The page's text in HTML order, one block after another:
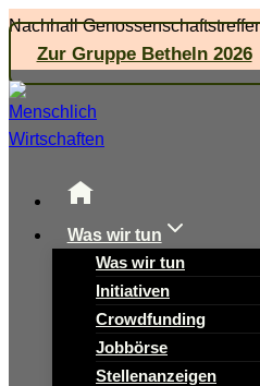
Zum
Inhalt
springen
Nachhall
Zur Gruppe Betheln 2026
Was wir tun
Was wir tun
Initiativen
Crowdfunding
Jobbörse
Stellenanzeigen